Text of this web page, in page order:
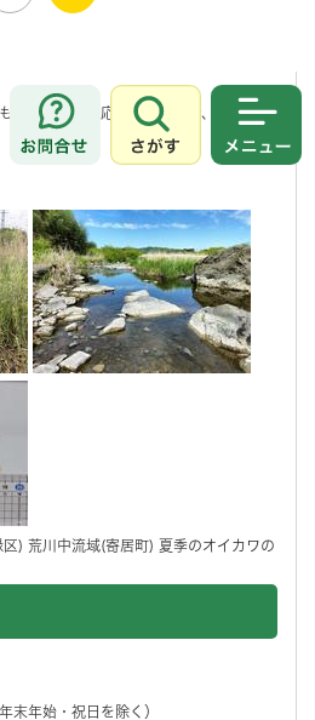
お問合せ
さがす
覚で学べて、生涯記憶に残る楽しい環境
とに柔軟な対応をしますので、是非お気
) 荒川中流域(寄居町) 夏季のオイカワの
末年始・祝日を除く）